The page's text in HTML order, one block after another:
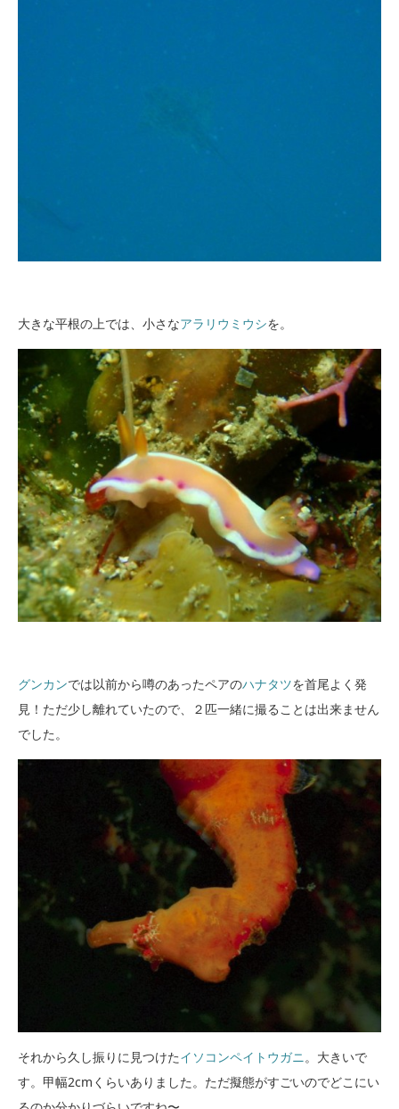
大きな平根の上では、小さなアラリウミウシを。
グンカンでは以前から噂のあったペアのハナタツを首尾よく発
見！ただ少し離れていたので、２匹一緒に撮ることは出来ません
でした。
それから久し振りに見つけたイソコンペイトウガニ。大きいで
す。甲幅2cmくらいありました。ただ擬態がすごいのでどこにい